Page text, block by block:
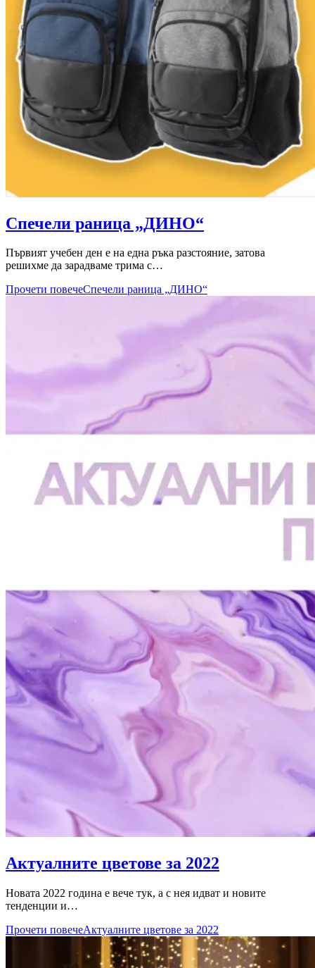
Спечели раница „ДИНО“
Първият учебен ден е на една ръка разстояние, затова
решихме да зарадваме трима с…
Прочети повечеСпечели раница „ДИНО“
Актуалните цветове за 2022
Новата 2022 година е вече тук, а с нея идват и новите
тенденции и…
Прочети повечеАктуалните цветове за 2022